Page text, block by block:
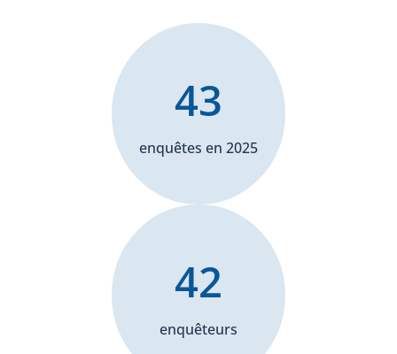
enquêtes en 2025
43
enquêteurs
42